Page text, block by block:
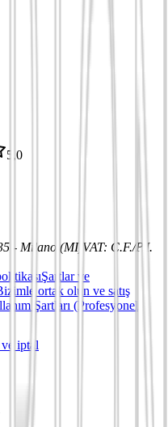
5,0
- Milano (MI) VAT: C.F./P.I.
Şartlar ve
ortak olun ve satış
Şartları (Profesyonel
iptal